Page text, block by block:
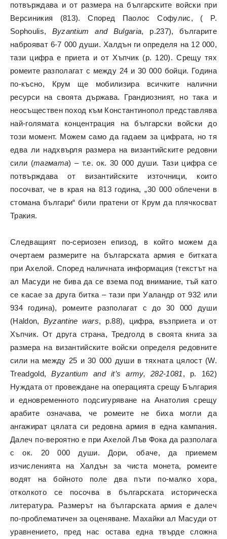
потвърждава и от размера на българските войски при
Версиникия (813). Според Паолос Софулис, ( P.
Sophoulis, Byzantium and Bulgaria, p.237), българите
наброяват 6-7 000 души. Халдън ги определя на 12 000,
тази цифра е приета и от Хъпчик (p. 120). Срещу тях
ромеите разполагат с между 24 и 30 000 бойци. Година
по-късно, Крум ще мобилизира всичките налични
ресурси на своята държава. Грандиозният, но така и
неосъществен поход към Константинопол представлява
най-голямата концентрация на български войски до
този момент. Можем само да гадаем за цифрата, но тя
едва ли надхвърля размера на византийските редовни
сили (тагмата) – т.е. ок. 30 000 души. Тази цифра се
потвърждава от византийските източници, които
посочват, че в края на 813 година, „30 000 облечени в
стомана българи“ били пратени от Крум да плячкосват
Тракия.
Следващият по-сериозен епизод, в който можем да
очертаем размерите на българската армия е битката
при Ахелой. Според наличната информация (текстът на
ал Масуди не бива да се взема под внимание, тъй като
се касае за друга битка – тази при Уаландр от 932 или
934 година), ромеите разполагат с до 30 000 души
(Haldon, Byzantine wars, p.88), цифра, възприета и от
Хъпчик. От друга страна, Тредголд в своята книга за
размера на византийските войски определя редовните
сили на между 25 и 30 000 души в тяхната цялост (W.
Treadgold,Byzantium and it’s army, 282-1081, p. 162)
Нуждата от провеждане на операцията срещу България
и едновременното подсигуряване на Анатолия срещу
арабите означава, че ромеите не биха могли да
ангажират цялата си редовна армия в една кампания.
Далеч по-вероятно е при Ахелой Лъв Фока да разполага
с ок. 20 000 души. Дори, обаче, да приемем
изчисленията на Халдън за чиста монета, ромеите
водят на бойното поле два пъти по-малко хора,
отколкото се посочва в българската историческа
литература. Размерът на българската армия е далеч
по-проблематичен за оценяване. Махайки ал Масуди от
уравнението, пред нас остава една твърде сложна